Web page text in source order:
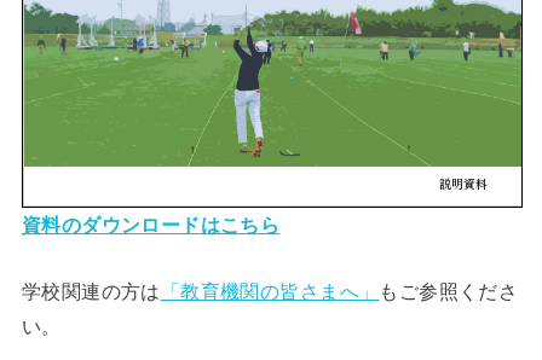
資料のダウンロードはこちら
学校関連の方は 「教育機関の皆さまへ」
もご参照くださ
い。